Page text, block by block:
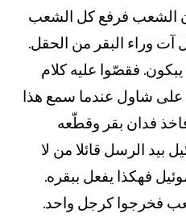
الشعب فرفع كل الشعب
آت وراء البقر من الحقل.
فقصّوا عليه كلام
على شاول عندما سمع هذا
فدان بقر وقطّعه
بيد الرسل قائلا من لا
فهكذا يفعل ببقره.
فخرجوا كرجل واحد.